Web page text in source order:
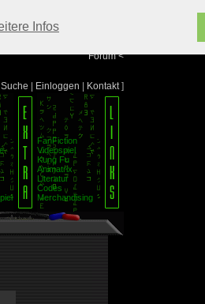
Infos
Info/Impressum
Forum<
Suche Einloggen Kontakt]
FanFiction
Videospiel
Kung Fu
Animatrix
Literatur
Codes
Merchandising